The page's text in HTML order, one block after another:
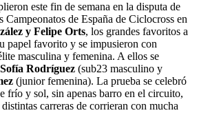
este fin de semana en la disputa de
Campeonatos de España de Ciclocross en
y Felipe Orts, los grandes favoritos a
papel favorito y se impusieron con
masculina y femenina. A ellos se
Sofía Rodríguez (sub23 masculino y
(junior femenina). La prueba se celebró
frío y sol, sin apenas barro en el circuito,
carreras de corrieran con mucha